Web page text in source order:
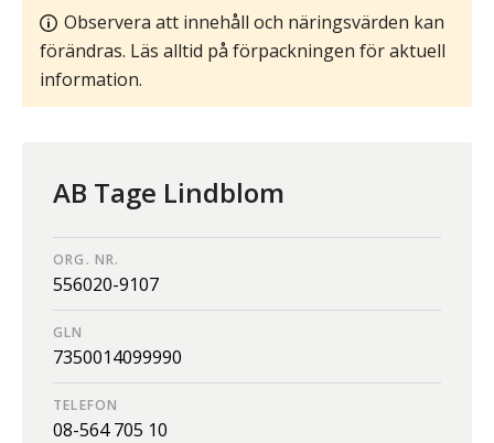
Observera att innehåll och näringsvärden kan
förändras. Läs alltid på förpackningen för aktuell
information.
AB Tage Lindblom
ORG. NR.
556020-9107
GLN
7350014099990
TELEFON
08-564 705 10